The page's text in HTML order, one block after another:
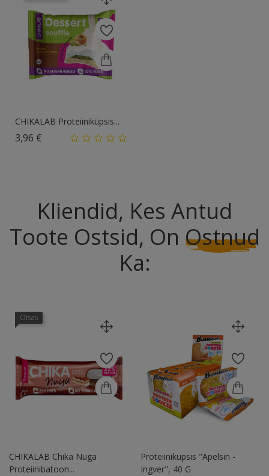
CHIKALAB Proteiiniküpsis...
3,96 €
Kliendid, Kes Antud
Toote Ostsid, OnOstnud
Ka:
Otsas
CHIKALAB Chika Nuga
Proteiinibatoon...
Proteiiniküpsis "Apelsin -
Ingver", 40 G